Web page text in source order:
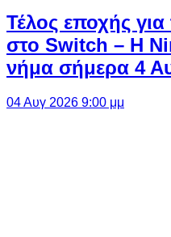
Τέλος εποχής
στο Switch – Η
νήμα σήμερα 4
04 Αυγ 2026 9:00 μμ